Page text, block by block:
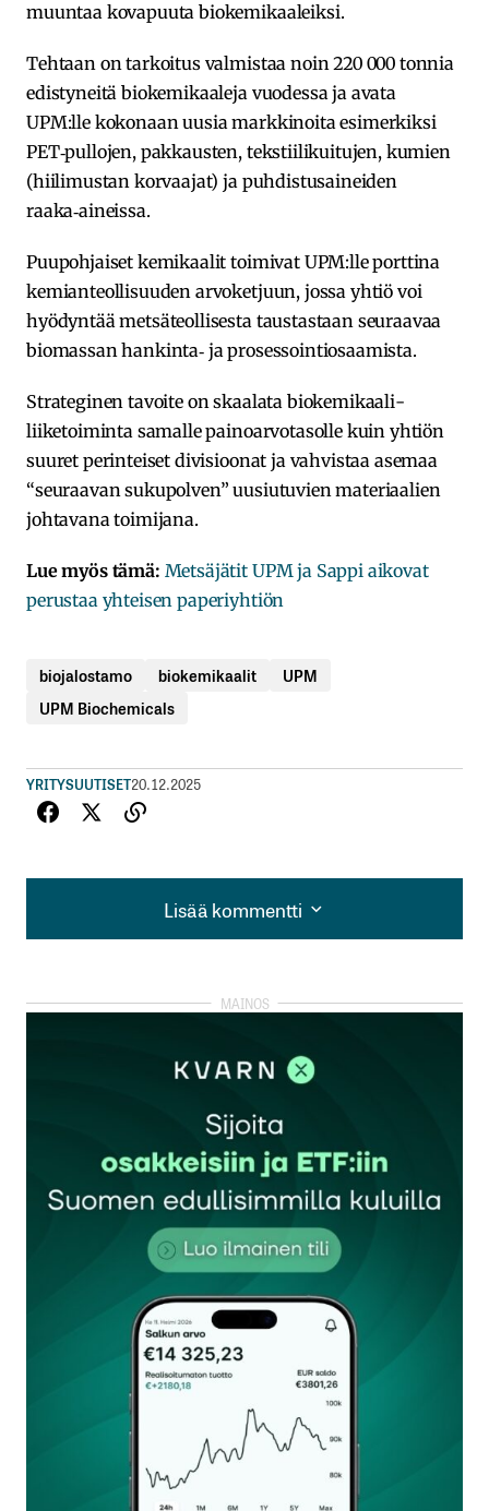
muuntaa kovapuuta biokemikaaleiksi.
Tehtaan on tarkoitus valmistaa noin 220 000 tonnia
edistyneitä biokemikaaleja vuodessa ja avata
UPM:lle kokonaan uusia markkinoita esimerkiksi
PET‑pullojen, pakkausten, tekstiilikuitujen, kumien
(hiilimustan korvaajat) ja puhdistusaineiden
raaka‑aineissa.
Puupohjaiset kemikaalit toimivat UPM:lle porttina
kemianteollisuuden arvoketjuun, jossa yhtiö voi
hyödyntää metsäteollisesta taustastaan seuraavaa
biomassan hankinta‑ ja prosessointiosaamista.
Strateginen tavoite on skaalata biokemikaali­
liiketoiminta samalle painoarvotasolle kuin yhtiön
suuret perinteiset divisioonat ja vahvistaa asemaa
“seuraavan sukupolven” uusiutuvien materiaalien
johtavana toimijana.
Lue myös tämä: Metsäjätit UPM ja Sappi aikovat
perustaa yhteisen paperiyhtiön
biojalostamo biokemikaalit
UPM
UPM Biochemicals
YRITYSUUTISET20.12.2025
Lisää kommentti
Lisää kommentti
kirjautua
rekisteröityä
Sähköpostiosoitettasi ei julkaista.Pakolliset
kentät on merkitty*
Kommentti*
Nimesi tai nimimerkkisi